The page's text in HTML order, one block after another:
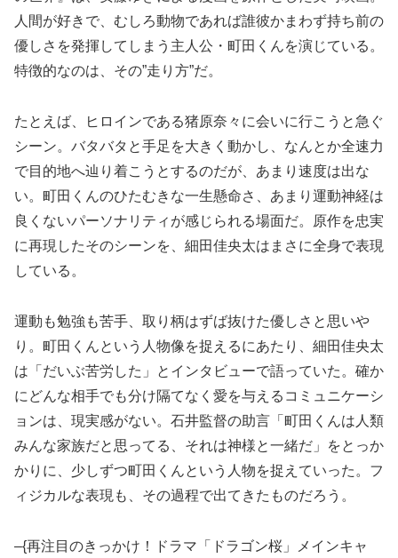
人間が好きで、むしろ動物であれば誰彼かまわず持ち前の
優しさを発揮してしまう主人公・町田くんを演じている。
特徴的なのは、その”走り方”だ。
たとえば、ヒロインである猪原奈々に会いに行こうと急ぐ
シーン。バタバタと手足を大きく動かし、なんとか全速力
で目的地へ辿り着こうとするのだが、あまり速度は出な
い。町田くんのひたむきな一生懸命さ、あまり運動神経は
良くないパーソナリティが感じられる場面だ。原作を忠実
に再現したそのシーンを、細田佳央太はまさに全身で表現
している。
運動も勉強も苦手、取り柄はずば抜けた優しさと思いや
り。町田くんという人物像を捉えるにあたり、細田佳央太
は「だいぶ苦労した」とインタビューで語っていた。確か
にどんな相手でも分け隔てなく愛を与えるコミュニケーシ
ョンは、現実感がない。石井監督の助言「町田くんは人類
みんな家族だと思ってる、それは神様と一緒だ」をとっか
かりに、少しずつ町田くんという人物を捉えていった。フ
ィジカルな表現も、その過程で出てきたものだろう。
–{再注目のきっかけ！ドラマ「ドラゴン桜」メインキャ